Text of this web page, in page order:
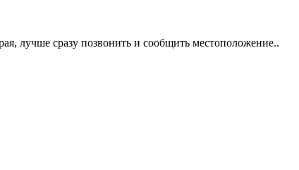
лучше сразу позвонить и сообщить местоположение..